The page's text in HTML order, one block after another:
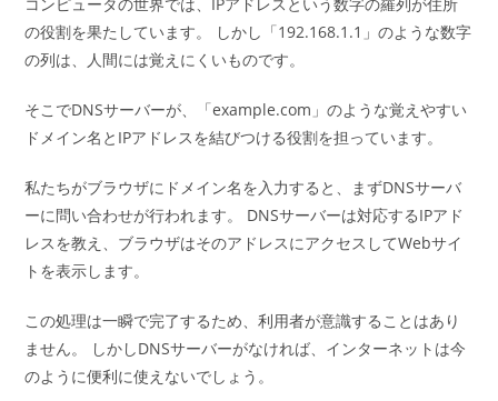
の役割を果たしています。 しかし「192.168.1.1」のような数字
の列は、人間には覚えにくいものです。
そこでDNSサーバーが、「example.com」のような覚えやすい
ドメイン名とIPアドレスを結びつける役割を担っています。
私たちがブラウザにドメイン名を入力すると、まずDNSサーバ
ーに問い合わせが行われます。 DNSサーバーは対応するIPアド
レスを教え、ブラウザはそのアドレスにアクセスしてWebサイ
トを表示します。
この処理は一瞬で完了するため、利用者が意識することはあり
ません。 しかしDNSサーバーがなければ、インターネットは今
のように便利に使えないでしょう。